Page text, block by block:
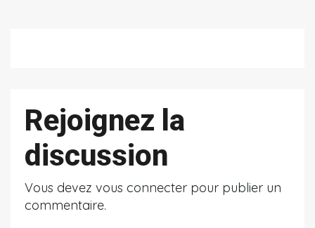
Rejoignez la
discussion
Vous devez vous connecter pour publier un
commentaire.